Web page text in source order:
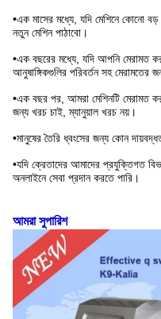
•এক মাসের মধ্যে, যদি মেশিনে কোনো
নতুন মেশিন পাঠাবো।
•এক বছরের মধ্যে, যদি আপনি মেরামত
আনুষাঙ্গিকগুলির পরিবর্তন সহ মেরামতের
•এক বছর পর, আমরা মেশিনটি মেরামত
জন্য খরচ চাই, ম্যানুয়াল খরচ নয়।
•মানুষের তৈরি ধ্বংসের জন্য কোন
•যদি ক্রেতাদের আমাদের প্রযুক্তিগত
অনলাইনে সেবা প্রদান করতে পারি।
আমরা সুপারিশ